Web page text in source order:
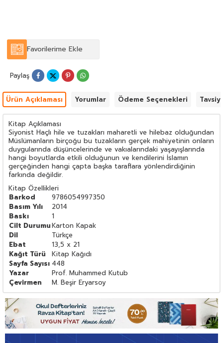
Favorilerime Ekle
Paylaş
Ürün Açıklaması Yorumlar Ödeme Seçenekleri
Kitap Açıklaması
Siyonist Haçlı hile ve tuzakları maharetli ve hilebaz olduğundan
Müslümanların birçoğu bu tuzakların gerçek mahiyetinin onların
duygularında düşüncelerinde ve vakıalarındaki yaşayışlarında
hangi boyutlarda etkili olduğunun ve kendilerini İslamın
gerçeğinden hangi çapta başka taraflara yönlendirdiğinin
farkında değildir.
Kitap Özellikleri
Barkod
9786054997350
Basım Yılı
2014
Baskı
1
Cilt DurumuKarton Kapak
Dil
Türkçe
Ebat
13,5 x 21
Kağıt Türü
Kitap Kağıdı
Sayfa Sayısı 448
Yazar
Prof. Muhammed Kutub
Çevirmen
M. Beşir Eryarsoy